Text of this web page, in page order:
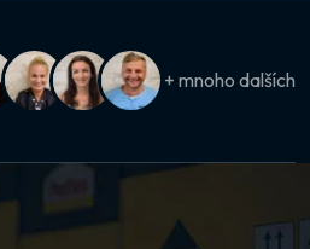
+ mnoho dalších